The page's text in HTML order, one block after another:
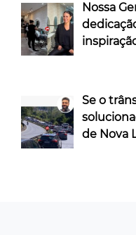
Nossa
Se o
de Nova